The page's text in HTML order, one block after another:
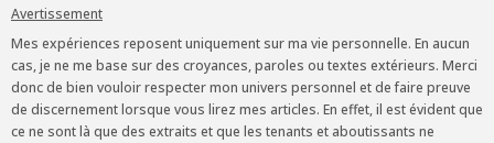
Avertissement
Mes expériences reposent uniquement sur ma vie personnelle. En aucun
cas, je ne me base sur des croyances, paroles ou textes extérieurs. Merci
donc de bien vouloir respecter mon univers personnel et de faire preuve
de discernement lorsque vous lirez mes articles. En effet, il est évident que
ce ne sont là que des extraits et que les tenants et aboutissants ne